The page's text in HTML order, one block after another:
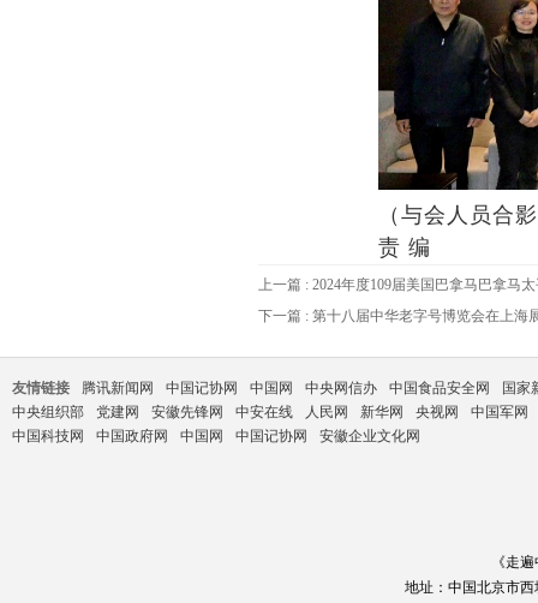
（与会人员合
责 编
上一篇 : 2024年度109届美国巴拿马巴拿马
下一篇 : 第十八届中华老字号博览会在上海
友情链接 腾讯新闻网 中国记协网 中国网 中央网信办 中国食品安全网
国家
中央组织部
党建网 安徽先锋网 中安在线 人民网 新华网 央视网
中国军网
中国科技网
中国政府网 中国网 中国记协网 安徽企业文化网
《走
地址：中国北京市